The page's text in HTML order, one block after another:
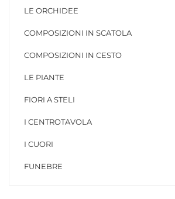
LE ORCHIDEE
COMPOSIZIONI IN SCATOLA
COMPOSIZIONI IN CESTO
LE PIANTE
FIORI A STELI
I CENTROTAVOLA
I CUORI
FUNEBRE